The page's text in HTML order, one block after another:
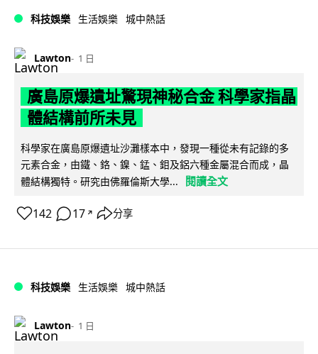
科技娛樂 生活娛樂 城中熱話
Lawton 1 日
廣島原爆遺址驚現神秘合金 科學家指晶
體結構前所未見
科學家在廣島原爆遺址沙灘樣本中，發現一種從未有記錄的多
元素合金，由鐵、鉻、鎳、錳、鉬及鋁六種金屬混合而成，晶
體結構獨特。研究由佛羅倫斯大學...
閱讀全文
142 17 ↗ 分享
科技娛樂 生活娛樂 城中熱話
Lawton 1 日